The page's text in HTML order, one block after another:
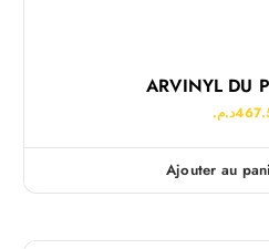
ARVINYL DU
د.م.
Ajouter au